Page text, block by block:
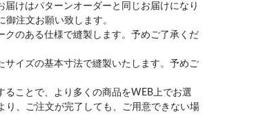
けはパターンオーダーと同じお届けになり
注文お願い致します。
クのある仕様で縫製します。予めご了承くだ
サイズの基本寸法で縫製いたします。予めご
ことで、より多くの商品をWEB上でお選
り、ご注文が完了しても、ご用意できない場